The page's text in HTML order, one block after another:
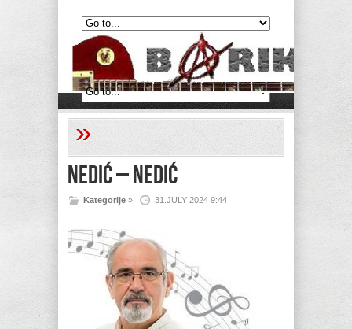
»
Nedić – Nedić
31.JULY 2024 9:44
Kategorije »